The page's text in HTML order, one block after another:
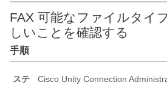
FAX 可能なファイルタイ
しいことを確認する
手順
ステ
Cisco Unity Connection